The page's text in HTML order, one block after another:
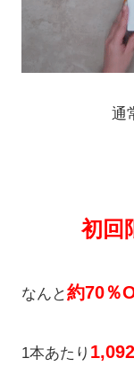
通
初回
なんと約70％
1本あたり